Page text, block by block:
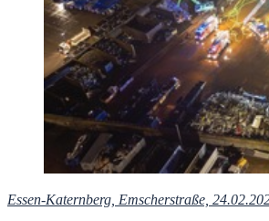
Essen-Katernberg, Emscherstraße,